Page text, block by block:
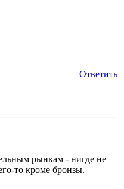
Ответить
рынкам - нигде не
то кроме бронзы.